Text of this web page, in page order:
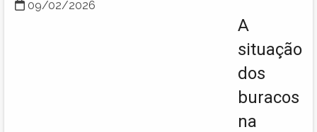
09/02/2026
A
situação
dos
buracos
na